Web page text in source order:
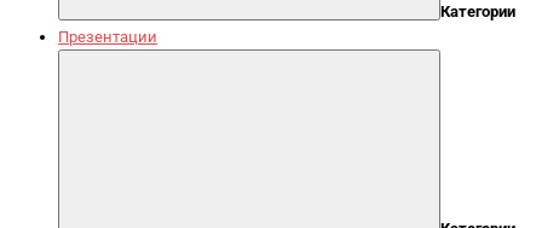
Категории
Презентации